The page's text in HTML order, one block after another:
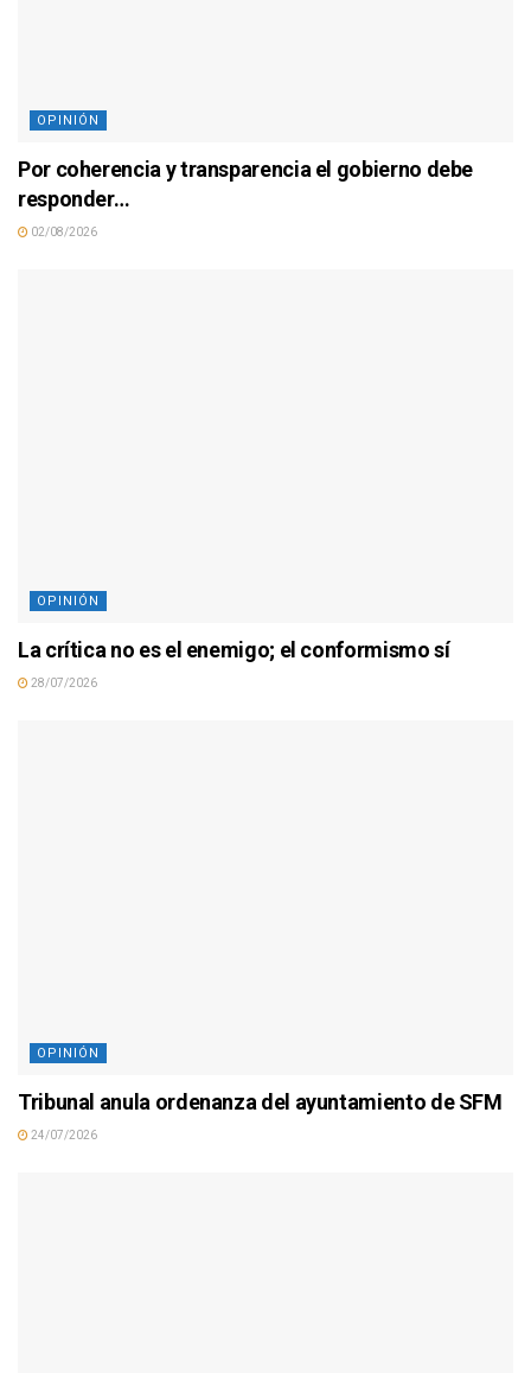
OPINIÓN
Por coherencia y transparencia el gobierno debe
responder…
02/08/2026
OPINIÓN
La crítica no es el enemigo; el conformismo sí
28/07/2026
OPINIÓN
Tribunal anula ordenanza del ayuntamiento de SFM
24/07/2026